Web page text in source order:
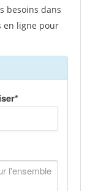
besoins dans
en ligne pour